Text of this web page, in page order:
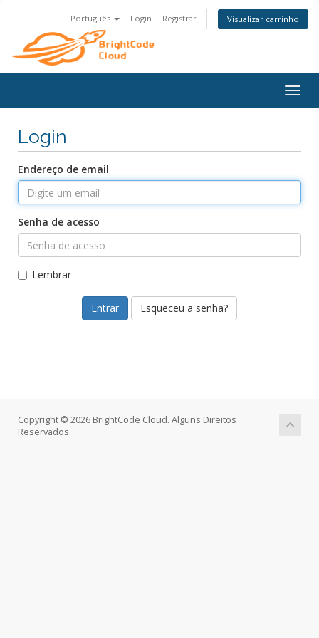
Português Login Registrar Visualizar carrinho
Login
Endereço de email
Senha de acesso
Lembrar
Esqueceu a senha?
Copyright © 2026 BrightCode Cloud. Alguns Direitos
Reservados.